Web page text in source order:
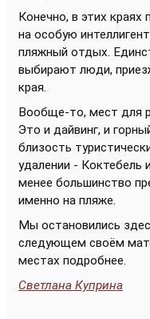
Конечно, в этих краях
на особую
пляжный отдых.
выбирают люди,
края.
Вообще-то, мест для
Это и дайвинг, и
близость
удалении - Коктебель
менее большинство
именно на пляже.
Мы остановились
следующем своём
местах подробнее.
Светлана Куприна